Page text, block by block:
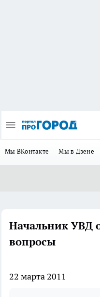
Мы ВКонтакте Мы в Дзене
Начальник УВД
вопросы
22 марта 2011